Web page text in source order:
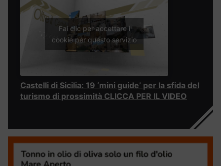
Fai clic per accettare i
cookie per questo servizio
Castelli di Sicilia: 19 ‘mini guide’ per la sfida del
turismo di prossimità CLICCA PER IL VIDEO